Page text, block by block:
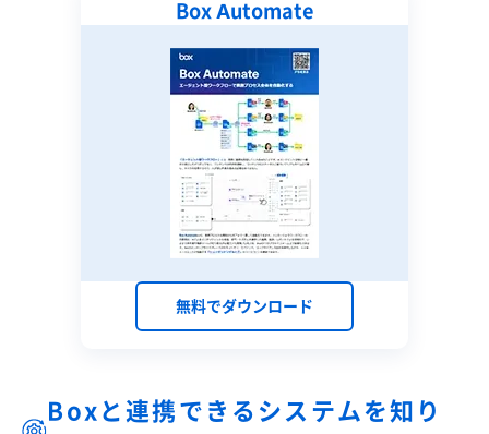
Box Automate
無料でダウンロード
Boxと連携できるシステムを知り